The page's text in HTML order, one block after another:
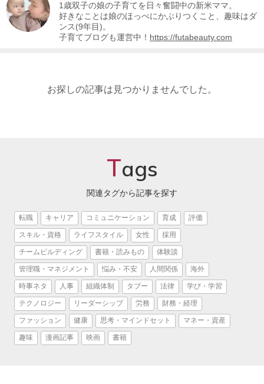
1歳双子の娘の子育てを日々奮闘中の新米ママ。
好きなことは娘のほっぺにかぶりつくこと、趣味はダ
ンス(9年目)。
子育てブログも運営中！ https://futabeauty.com
お探しの記事は見つかりませんでした。
Tags
関連タグから記事を探す
転職 キャリア コミュニケーション 育成 評価
スキル・資格 ライフスタイル 女性 採用
チームビルディング 書籍・読みもの 体験談
管理職・マネジメント 悩み・不安 人間関係 海外
時事ネタ 人事 組織体制 タブー 法律 学び・学習
テクノロジー リーダーシップ 労務 財務・経理
ファッション 健康 思考・マインドセット マネー・資産
趣味 漫画記事 映画 書籍